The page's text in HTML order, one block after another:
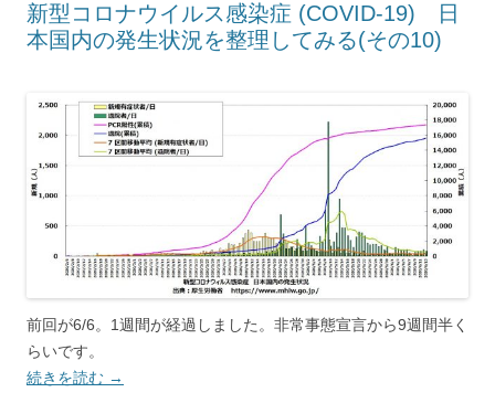
新型コロナウイルス感染症 (COVID-19) 日
本国内の発生状況を整理してみる(その10)
前回が6/6。1週間が経過しました。非常事態宣言から9週間半く
らいです。
続きを読む →